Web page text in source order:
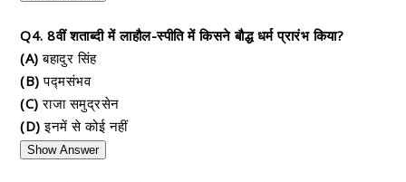
Q4. 8वीं शताब्दी में लाहौल-स्पीति में किसने बौद्ध धर्म प्रारंभ किया?
(A) बहादुर सिंह
(B) पद्मसंभव
(C) राजा समुद्रसेन
(D) इनमें से कोई नहीं
Show Answer